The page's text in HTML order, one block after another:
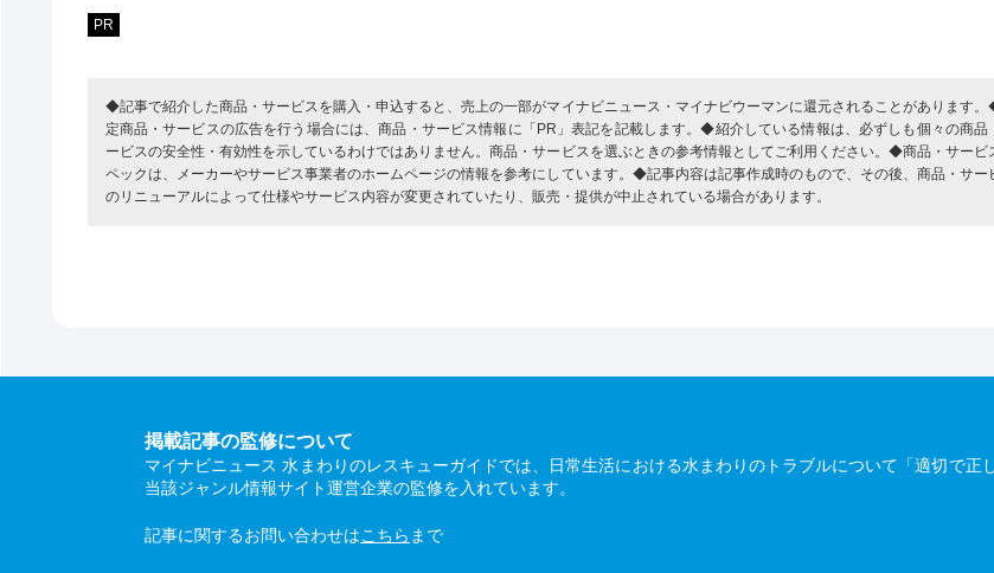
PR
◆記事で紹介した商品・サービスを購入・申込すると、売上の一部がマイナビニュース・マイナビウーマンに還元されることがあります
定商品・サービスの広告を行う場合には、商品・サービス情報に「PR」表記を記載します。◆紹介している情報は、必ずしも個々の商品
ービスの安全性・有効性を示しているわけではありません。商品・サービスを選ぶときの参考情報としてご利用ください。◆商品・サービ
ペックは、メーカーやサービス事業者のホームページの情報を参考にしています。◆記事内容は記事作成時のもので、その後、商品・サー
のリニューアルによって仕様やサービス内容が変更されていたり、販売・提供が中止されている場合があります。
掲載記事の監修について
マイナビニュース 水まわりのレスキューガイドでは、日常生活における水まわりのトラブルについて「適切で正
当該ジャンル情報サイト運営企業の監修を入れています。
記事に関するお問い合わせはこちら まで